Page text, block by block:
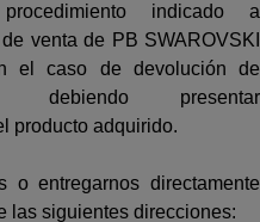
indicado a
venta de PB SWAROVSKI
el caso de devolución de
debiendo presentar
producto adquirido.
o entregarnos directamente
las siguientes direcciones: